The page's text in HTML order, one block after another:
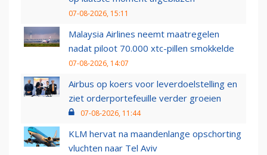
07-08-2026, 15:11
Malaysia Airlines neemt maatregelen
nadat piloot 70.000 xtc-pillen smokkelde
07-08-2026, 14:07
Airbus op koers voor leverdoelstelling en
ziet orderportefeuille verder groeien
07-08-2026, 11:44
KLM hervat na maandenlange opschorting
vluchten naar Tel Aviv